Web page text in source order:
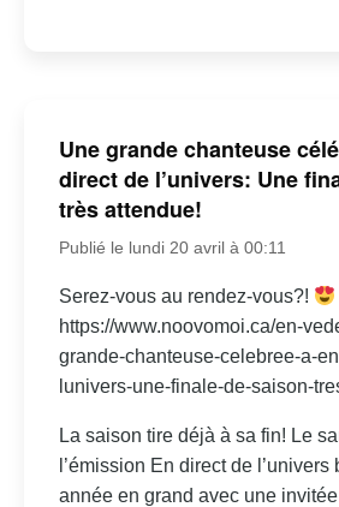
Une grande chanteuse
direct de l’univers: Une
très attendue!
Publié le lundi 20 avril à 00:11
Serez-vous au rendez-vous?!
https://www.noovomoi.ca/en-
grande-chanteuse-celebree-a-
lunivers-une-finale-de-saison-
La saison tire déjà à sa fin! Le
l’émission En direct de
année en grand avec une